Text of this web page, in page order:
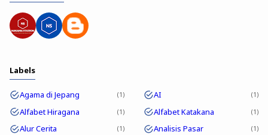
Labels
Agama di Jepang 1 AI 1
Alfabet Hiragana 1 Alfabet Katakana 1
Alur Cerita 1 Analisis Pasar 1